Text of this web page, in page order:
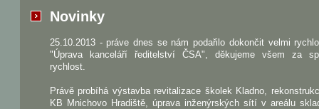
Novinky
25.10.2013 - práve dnes se nám podařilo dokončit velmi
"Úprava kanceláří ředitelství ČSA", děkujeme všem za
rychlost.
Právě probíhá výstavba revitalizace školek Kladno,
KB Mnichovo Hradiště, úprava inženýrských sítí v areálu